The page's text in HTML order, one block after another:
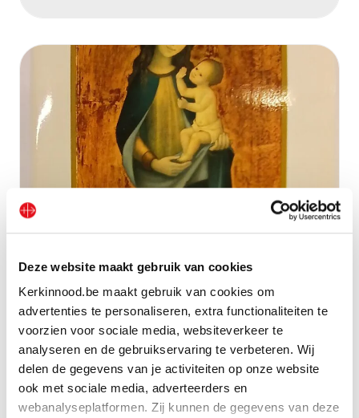
Deze website maakt gebruik van cookies
Kerkinnood.be maakt gebruik van cookies om
advertenties te personaliseren, extra functionaliteiten te
voorzien voor sociale media, websiteverkeer te
analyseren en de gebruikservaring te verbeteren. Wij
delen de gegevens van je activiteiten op onze website
ook met sociale media, adverteerders en
webanalyseplatformen. Zij kunnen de gegevens van deze
Boekje “Ave Maria”
Bekijk geschenk